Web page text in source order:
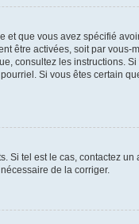
que vous avez spécifié
être activées, soit par vous-
consultez les instructions.
Si vous êtes certain
Si tel est le cas, contactez
de la corriger.